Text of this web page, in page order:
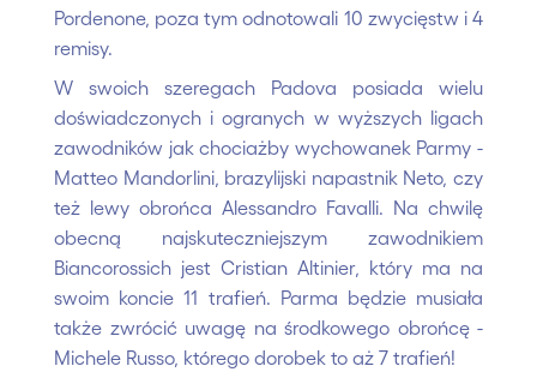
Pordenone, poza tym odnotowali 10 zwycięstw i 4
remisy.
W swoich szeregach Padova posiada wielu
doświadczonych i ogranych w wyższych ligach
zawodników jak chociażby wychowanek Parmy -
Matteo Mandorlini, brazylijski napastnik Neto, czy
też lewy obrońca Alessandro Favalli. Na chwilę
obecną najskuteczniejszym zawodnikiem
Biancorossich jest Cristian Altinier, który ma na
swoim koncie 11 trafień. Parma będzie musiała
także zwrócić uwagę na środkowego obrońcę -
Michele Russo, którego dorobek to aż 7 trafień!